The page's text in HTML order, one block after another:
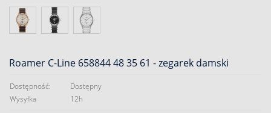
Roamer C-Line 658844 48 35 61 - zegarek damski
Dostępność:
Dostępny
Wysyłka
12h